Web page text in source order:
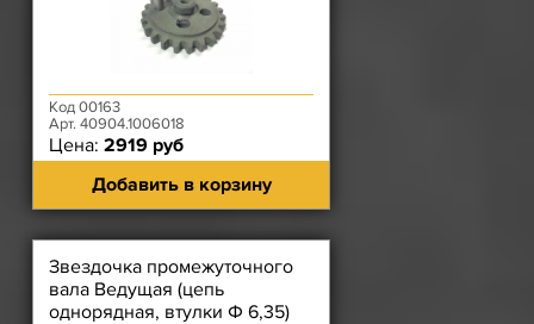
Код 00163
Арт. 40904.1006018
Цена: 2919 руб
Добавить в корзину
Звездочка промежуточного
вала Ведущая (цепь
однорядная, втулки Ф 6,35)